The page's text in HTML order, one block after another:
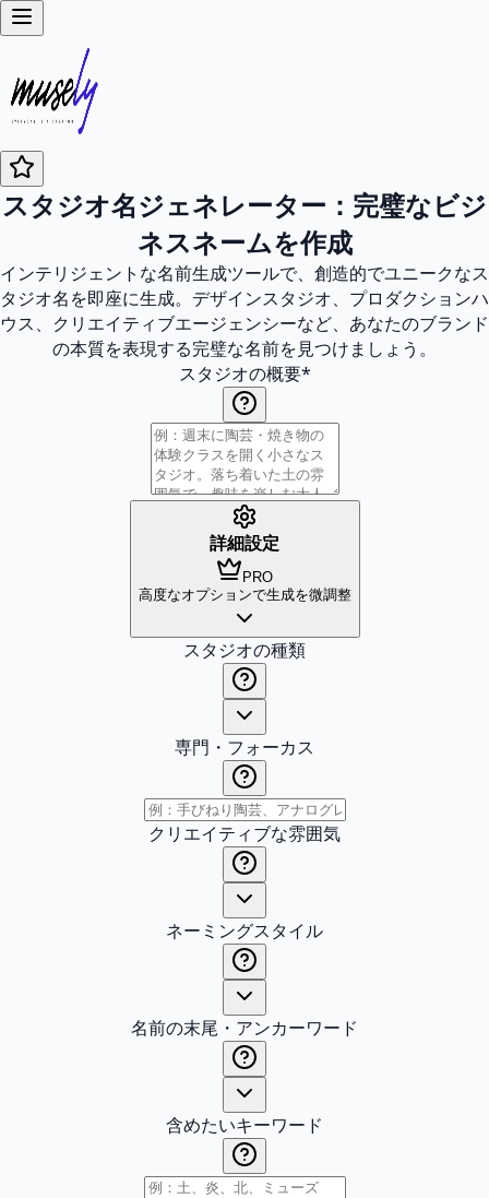
スタジオ名ジェネレーター：完璧なビジ
ネスネームを作成
インテリジェントな名前生成ツールで、創造的でユニークなス
タジオ名を即座に生成。デザインスタジオ、プロダクションハ
ウス、クリエイティブエージェンシーなど、あなたのブランド
の本質を表現する完璧な名前を見つけましょう。
スタジオの概要*
詳細設定
PRO
高度なオプションで生成を微調整
スタジオの種類
専門・フォーカス
クリエイティブな雰囲気
ネーミングスタイル
名前の末尾・アンカーワード
含めたいキーワード